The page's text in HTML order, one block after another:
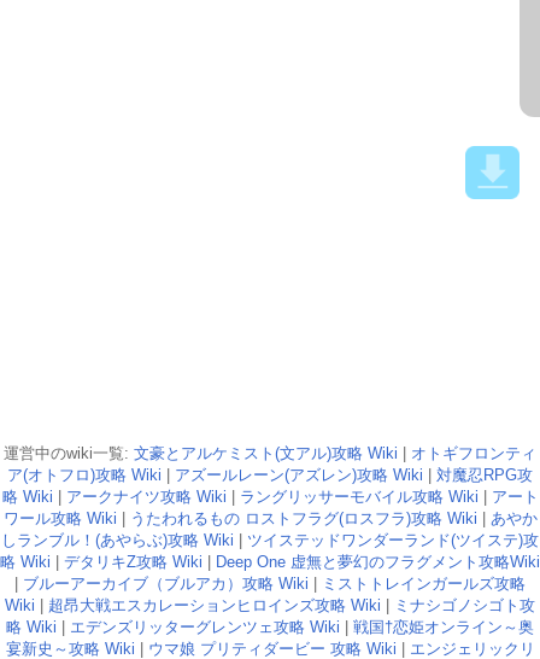
運営中のwiki一覧: 文豪とアルケミスト(文アル)攻略 Wiki
オトギフロンティ
ア(オトフロ)攻略 Wiki
アズールレーン(アズレン)攻略 Wiki
対魔忍RPG攻
略 Wiki
アークナイツ攻略 Wiki ラングリッサーモバイル攻略 Wiki
アート
ワール攻略 Wiki
うたわれるもの ロストフラグ(ロスフラ)攻略 Wiki
あやか
しランブル！(あやらぶ)攻略 Wiki
ツイステッドワンダーランド(ツイステ)攻
略 Wiki
デタリキZ攻略 Wiki
Deep One 虚無と夢幻のフラグメント攻略Wiki
ブルーアーカイブ（ブルアカ）攻略 Wiki
ミストトレインガールズ攻略
Wiki
超昂大戦エスカレーションヒロインズ攻略 Wiki
ミナシゴノシゴト攻
略 Wiki
エデンズリッターグレンツェ攻略 Wiki
戦国†恋姫オンライン～奥
宴新史～攻略 Wiki
ウマ娘 プリティダービー 攻略 Wiki
エンジェリックリ